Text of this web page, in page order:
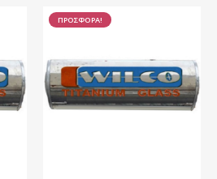
ΠΡΟΣΦΟΡΑ!